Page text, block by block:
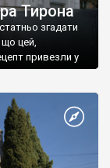
Тирона
згадати
цей,
привезли у